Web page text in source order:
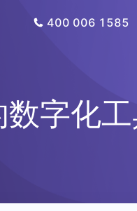
400 006 1585
字化